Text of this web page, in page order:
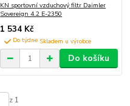
KN sportovní vzduchový filtr Daimler
Sovereign 4.2 E-2350
1 534 Kč
Do týdne
Do košíku
z 1